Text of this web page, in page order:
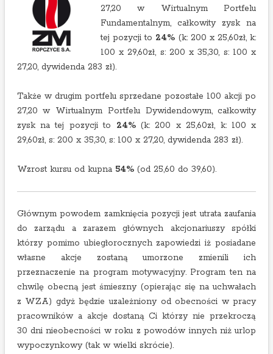
27,20 w Wirtualnym Portfelu
Fundamentalnym, całkowity zysk na
tej pozycji to 24% (k: 200 x 25,60zł, k:
100 x 29,60zł, s: 200 x 35,30, s: 100 x
27,20, dywidenda 283 zł).
Także w drugim portfelu sprzedane pozostałe 100 akcji po
27,20 w Wirtualnym Portfelu Dywidendowym, całkowity
zysk na tej pozycji to 24%(k: 200 x 25,60zł, k: 100 x
29,60zł, s: 200 x 35,30, s: 100 x 27,20, dywidenda 283 zł).
Wzrost kursu od kupna 54%(od 25,60 do 39,60).
Głównym powodem zamknięcia pozycji jest utrata zaufania
do zarządu a zarazem głównych akcjonariuszy spółki
którzy pomimo ubiegłorocznych zapowiedzi iż posiadane
własne akcje zostaną umorzone zmienili ich
przeznaczenie na program motywacyjny. Program ten na
chwilę obecną jest śmieszny (opierając się na uchwałach
z WZA) gdyż będzie uzależniony od obecności w pracy
pracowników a akcje dostaną Ci którzy nie przekroczą
30 dni nieobecności w roku z powodów innych niż urlop
wypoczynkowy (tak w wielki skrócie).